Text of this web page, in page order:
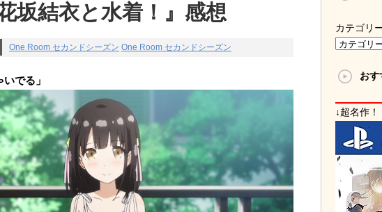
坂結衣と水着！』感想
One Room セカンドシーズン One Room セカンドシーズン
でる」
カテゴリ
お
↓超名作！